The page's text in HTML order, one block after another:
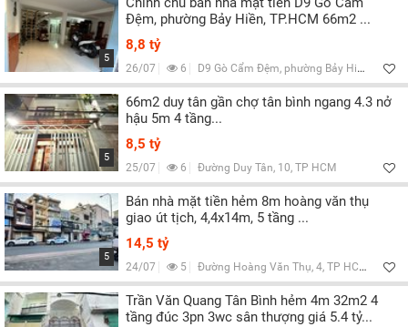
5
Đệm, phường Bảy Hiền, TP.HCM 66m2 ...
8,8 tỷ
26/07 6 D9 Gò Cẩm Đệm, phường Bảy Hiền, TP HCM
5
66m2 duy tân gần chợ tân bình ngang 4.3 nở
hậu 5m 4 tầng...
8,5 tỷ
25/07 6 Đường Duy Tân, 10, TP HCM
5
Bán nhà mặt tiền hẻm 8m hoàng văn thụ
giao út tịch, 4,4x14m, 5 tầng ...
14,5 tỷ
24/07 5 Đường Hoàng Văn Thụ, 4, TP HCM
Trần Văn Quang Tân Bình hẻm 4m 32m2 4
tầng đúc 3pn 3wc sân thượng giá 5.4 tỷ...